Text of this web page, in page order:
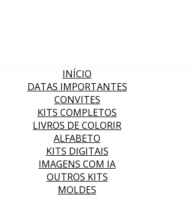
INÍCIO
DATAS IMPORTANTES
CONVITES
KITS COMPLETOS
LIVROS DE COLORIR
ALFABETO
KITS DIGITAIS
IMAGENS COM IA
OUTROS KITS
MOLDES